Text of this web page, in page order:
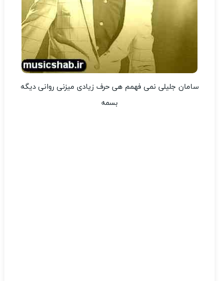
سامان جلیلی نمی فهمم هی حرف زیادی میزنی روانی دیگه
بسمه